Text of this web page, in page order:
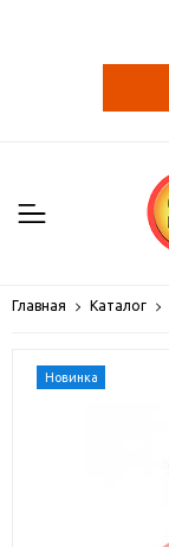
Главная Каталог
Новинка